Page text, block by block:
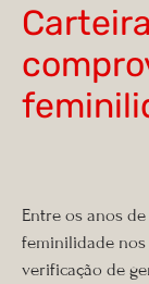
Entre os anos
feminilidade
verificação de